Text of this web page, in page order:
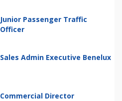
Junior Passenger Traffic
Officer
Sales Admin Executive Benelux
Commercial Director